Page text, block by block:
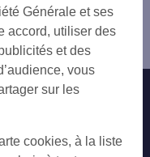
contacter
Générale et ses
accord, utiliser des
et des
vous
sur les
cookies, à la liste